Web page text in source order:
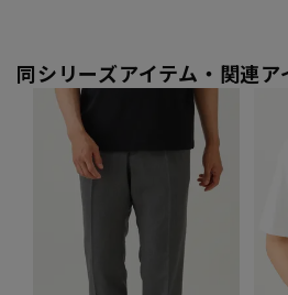
同シリーズアイテム・関連ア